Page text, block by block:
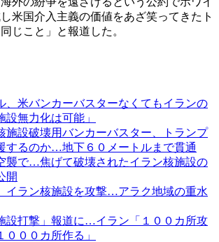
米国介入主義の価値をあざ笑ってきたト
じこと」と報道した。
、米バンカーバスターなくてもイランの
設無力化は可能」
施設破壊用バンカーバスター、トランプ
するのか…地下６０メートルまで貫通
襲で…焦げて破壊されたイラン核施設の
開
イラン核施設を攻撃…アラク地域の重水
設打撃」報道に…イラン「１００カ所攻
０００カ所作る」